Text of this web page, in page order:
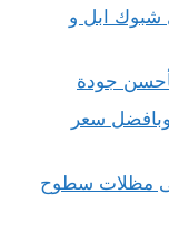
شبوك ابل و
جودة
سعر
50% خصم على مظلات سطوح